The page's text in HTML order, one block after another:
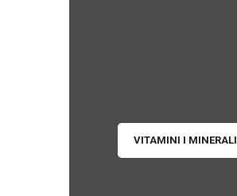
VITAMINI I MINERALI